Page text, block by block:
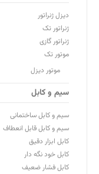
دیزل ژنراتور
ژنراتور تک
ژنراتور گازی
موتور تک
موتور دیزل
سیم و کابل
سیم و کابل ساختمانی
سیم و کابل قابل انعطاف
کابل ابزار دقیق
کابل خود نگه دار
کابل فشار ضعیف